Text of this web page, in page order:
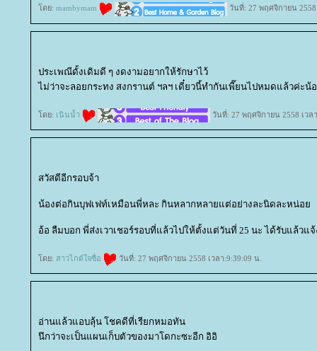
ดย: mambymam วันที่: 27 พฤศจิกายน 2558
ประเพณีดั้งเดิมดี ๆ งดงามอยากให้รักษาไว้
ไม่ว่าจะลอยกระทง สงกรานต์ ฯลฯ เดี๋ยวนี้ทำกันเพี๊ยนไปหมดแล้วค่ะน้
ดย: เนินน้ำ วันที่: 27 พฤศจิกายน 2558 เวล
สวัสดีอีกรอบจ้า
น้องต่อกินบุฟเฟท์เหมือนพี่หละ กินหลากหลายแต่อย่างละนิดละหน่อ
อ้อ ลืมบอก พี่ส่งเวาเชอร์รอบที่แล้วไปให้ตั้งแต่วันที่ 25 นะ ได้รับแล้วแ
ดย: สาวไกด์ใจซื่อ วันที่: 27 พฤศจิกายน 2558 เวลา:9:39:09 น.
อ่านแล้วแอบลุ้น โชคดีที่เรียกหมอทัน
นึกว่าจะเป็นแผนเก็บตัวของมาโดกะซะอีก อิอิ